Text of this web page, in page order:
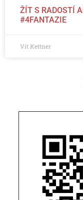
ŽÍT S RADOSTÍ
#4FANTAZIE
Vít Kettner